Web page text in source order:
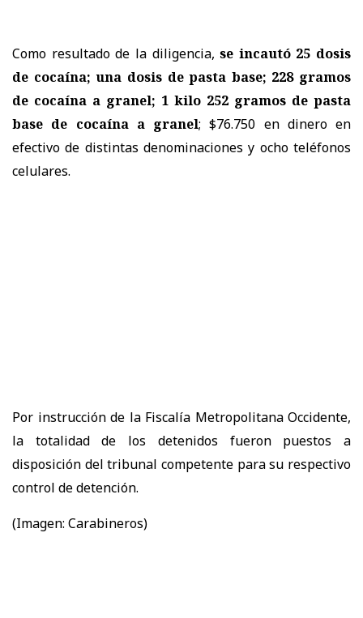
Como resultado de la diligencia,se incautó 25 dosis
de cocaína; una dosis de pasta base; 228 gramos
de cocaína a granel; 1 kilo 252 gramos de pasta
base de cocaína a granel; $76.750 en dinero en
efectivo de distintas denominaciones y ocho teléfonos
celulares.
Por instrucción de la Fiscalía Metropolitana Occidente,
la totalidad de los detenidos fueron puestos a
disposición del tribunal competente para su respectivo
control de detención.
(Imagen: Carabineros)